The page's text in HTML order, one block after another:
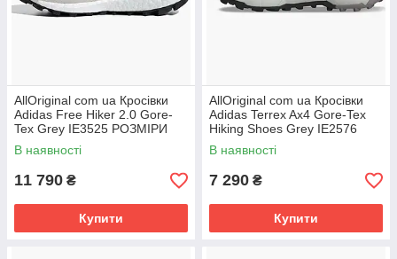
AllOriginal com ua Кросівки
Adidas Free Hiker 2.0 Gore-
Tex Grey IE3525 РОЗМІРИ
ЗАПИТУЙТЕ
В наявності
11 790 ₴
Купити
AllOriginal com ua Кросівки
Adidas Terrex Ax4 Gore-Tex
Hiking Shoes Grey IE2576
РОЗМІРИ ЗАПИТУЙТЕ
В наявності
7 290 ₴
Купити